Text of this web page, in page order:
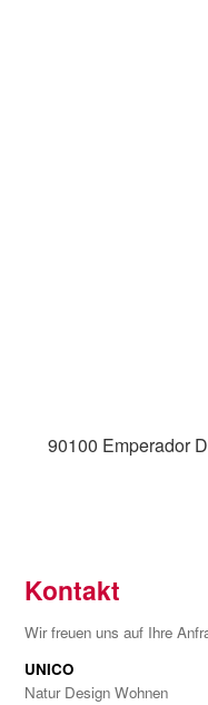
90100 Emperador
Kontakt
Wir freuen uns auf Ihre
UNICO
Natur Design Wohnen